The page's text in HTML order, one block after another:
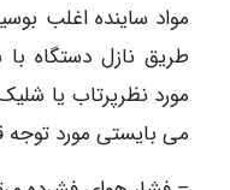
مواد ساینده اغلب
طریق نازل دستگاه
مورد نظرپرتاب یا
می بایستی مورد توجه